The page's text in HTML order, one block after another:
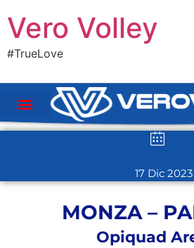
Vero Volley
#TrueLove
17 Dic 2023
MONZA –
Opiquad